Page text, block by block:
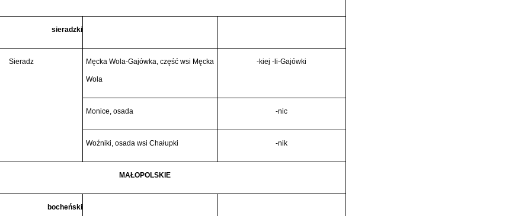
sieradzki
Sieradz Męcka Wola-Gajówka, część wsi Męcka
Wola
-kiej -li-Gajówki
Monice, osada -nic
Woźniki, osada wsi Chałupki -nik
MAŁOPOLSKIE
bocheński